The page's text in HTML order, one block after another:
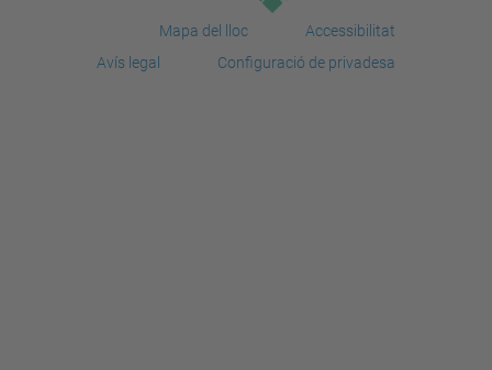
Mapa del lloc
Accessibilitat
Avís legal
Configuració de privadesa